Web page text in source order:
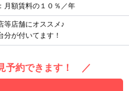
額賃料の１０％／年
等店舗にオススメ♪
分が付いてます！
予約できます！ ／